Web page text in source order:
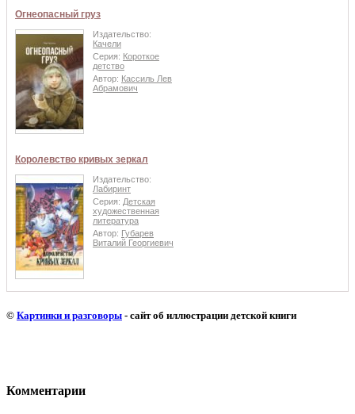
Огнеопасный груз
Издательство:
Качели
Серия: Короткое
детство
Автор: Кассиль Лев
Абрамович
Королевство кривых зеркал
Издательство:
Лабиринт
Серия: Детская
художественная
литература
Автор: Губарев
Виталий Георгиевич
© Картинки и разговоры - сайт об иллюстрации детской книги
Комментарии